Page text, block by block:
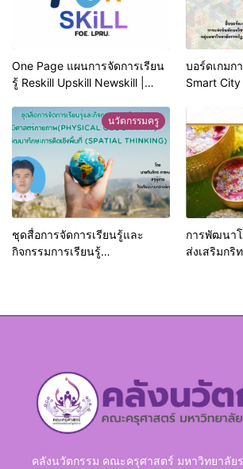
One Page แผนการจัดการเรียน
รู้ Reskill Upskill Newskill |
บอร์ดเกมก
Smart City
นวัตกรรมครู
ชุดสื่อการจัดการเรียนรู้และ
กิจกรรมการเรียนรู้
การพัฒนา
ส่งเสริมกริ
คลังนวัตกรรม คณะครุศาสตร์ มหาวิทยาลัย